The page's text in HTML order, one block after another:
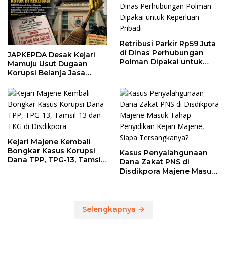
JAPKEPDA Desak Kejari
Mamuju Usut Dugaan
Korupsi Belanja Jasa
Sulbar, BPK Temukan
Kelebihan Pembayaran
Rp146,4 Juta
Retribusi Parkir Rp59 Juta
di Dinas Perhubungan
Polman Dipakai untuk
Kejari Majene Kembali
Bongkar Kasus Korupsi
Dana TPP, TPG-13, Tamsil-
Kasus Penyalahgunaan
Dana Zakat PNS di
Disdikpora Majene Masuk
Selengkapnya